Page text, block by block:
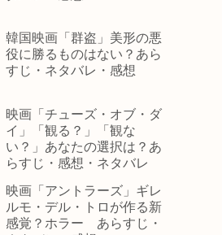
韓国映画「群盗」美形の悪
役に勝るものはない？あら
すじ・ネタバレ・感想
映画「チューズ・オブ・ダ
イ」「観る？」「観な
い？」あなたの選択は？あ
らすじ・感想・ネタバレ
映画「アントラーズ」ギレ
ルモ・デル・トロが作る新
感覚？ホラー あらすじ・